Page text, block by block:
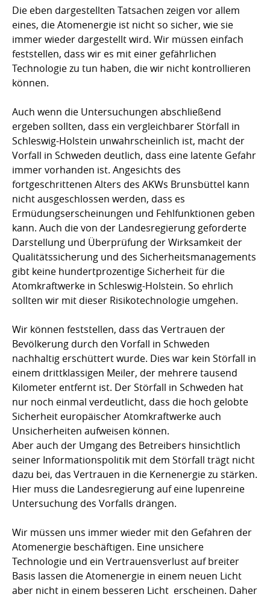
Die eben dargestellten Tatsachen zeigen vor allem
eines, die Atomenergie ist nicht so sicher, wie sie
immer wieder dargestellt wird. Wir müssen einfach
feststellen, dass wir es mit einer gefährlichen
Technologie zu tun haben, die wir nicht kontrollieren
können.
Auch wenn die Untersuchungen abschließend
ergeben sollten, dass ein vergleichbarer Störfall in
Schleswig-Holstein unwahrscheinlich ist, macht der
Vorfall in Schweden deutlich, dass eine latente Gefahr
immer vorhanden ist. Angesichts des
fortgeschrittenen Alters des AKWs Brunsbüttel kann
nicht ausgeschlossen werden, dass es
Ermüdungserscheinungen und Fehlfunktionen geben
kann. Auch die von der Landesregierung geforderte
Darstellung und Überprüfung der Wirksamkeit der
Qualitätssicherung und des Sicherheitsmanagements
gibt keine hundertprozentige Sicherheit für die
Atomkraftwerke in Schleswig-Holstein. So ehrlich
sollten wir mit dieser Risikotechnologie umgehen.
Wir können feststellen, dass das Vertrauen der
Bevölkerung durch den Vorfall in Schweden
nachhaltig erschüttert wurde. Dies war kein Störfall in
einem drittklassigen Meiler, der mehrere tausend
Kilometer entfernt ist. Der Störfall in Schweden hat
nur noch einmal verdeutlicht, dass die hoch gelobte
Sicherheit europäischer Atomkraftwerke auch
Unsicherheiten aufweisen können.
Aber auch der Umgang des Betreibers hinsichtlich
seiner Informationspolitik mit dem Störfall trägt nicht
dazu bei, das Vertrauen in die Kernenergie zu stärken.
Hier muss die Landesregierung auf eine lupenreine
Untersuchung des Vorfalls drängen.
Wir müssen uns immer wieder mit den Gefahren der
Atomenergie beschäftigen. Eine unsichere
Technologie und ein Vertrauensverlust auf breiter
Basis lassen die Atomenergie in einem neuen Licht 
aber nicht in einem besseren Licht  erscheinen. Daher